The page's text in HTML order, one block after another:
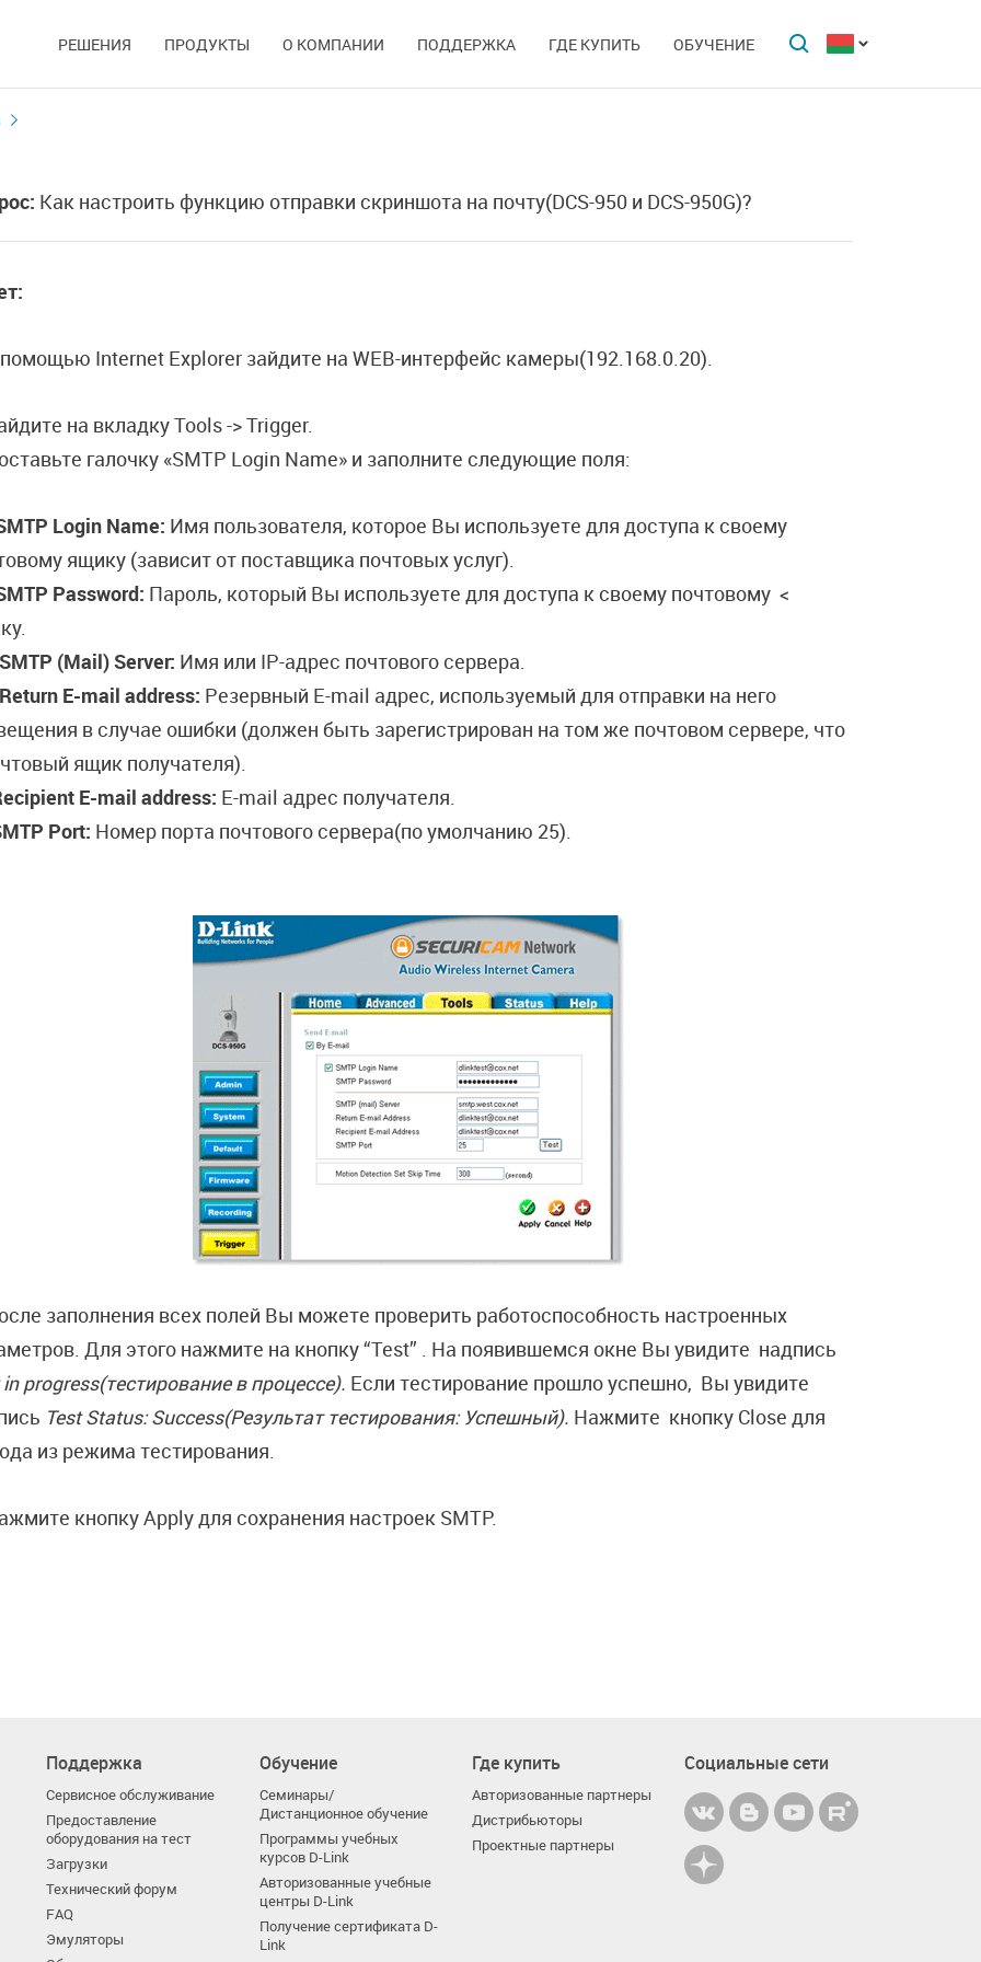
РЕШЕНИЯ ПРОДУКТЫ О КОМПАНИИ ПОДДЕРЖКА ГДЕ КУПИТЬ ОБУЧЕНИЕ
Как настроить функцию отправки скриншота на почту(DCS-950 и DCS-950G)?
Internet Explorer зайдите на WEB-интерфейс камеры(192.168.0.20).
на вкладку Tools -> Trigger.
галочку «SMTP Login Name» и заполните следующие поля:
Login Name: Имя пользователя, которое Вы используете для доступа к своему
ящику (зависит от поставщика почтовых услуг).
Password: Пароль, который Вы используете для доступа к своему почтовому <
SMTP (Mail)Server: Имя или IP-адрес почтового сервера.
Return E-mail address: Резервный E-mail адрес, используемый для отправки на него
в случае ошибки (должен быть зарегистрирован на том же почтовом сервере, что
ящик получателя).
E-mail address: E-mail адрес получателя.
Port: Номер порта почтового сервера(по умолчанию 25).
заполнения всех полей Вы можете проверить работоспособность настроенных
Для этого нажмите на кнопку “Test” . На появившемся окне Вы увидите надпись
in progress(тестирование в процессе). Если тестирование прошло успешно, Вы увидите
Test Status: Success(Результат тестирования: Успешный). Нажмите кнопку Close для
из режима тестирования.
кнопку Apply для сохранения настроек SMTP.
Поддержка
Сервисное обслуживание
Предоставление
оборудования на тест
Загрузки
Технический форум
FAQ
Эмуляторы
Обучение
Семинары/
Дистанционное обучение
Программы учебных
курсов D-Link
Авторизованные учебные
центры D-Link
Получение сертификата D-
Link
Где купить
Авторизованные партнеры
Дистрибьюторы
Проектные партнеры
Социальные сети